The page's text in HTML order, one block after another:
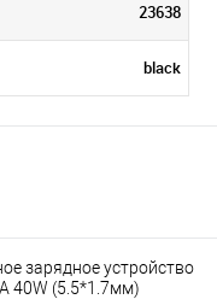
23638
black
зарядное устройство
40W (5.5*1.7мм)